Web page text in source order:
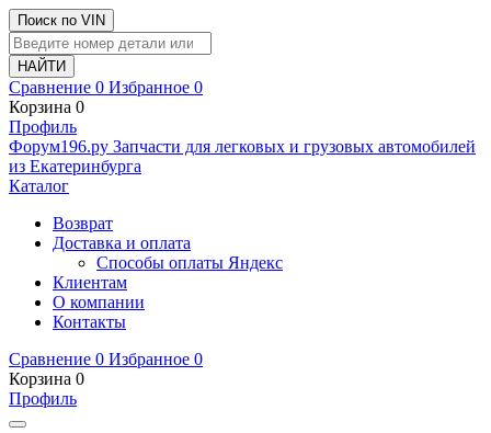
Поиск по VIN
Сравнение 0 Избранное 0
Корзина 0
Профиль
Фoрум196.ру Запчасти для легковых и грузовых автомобилей
из Екатеринбурга
Каталог
Возврат
Доставка и оплата
Способы оплаты Яндекс
Клиентам
О компании
Контакты
Сравнение 0 Избранное 0
Корзина 0
Профиль